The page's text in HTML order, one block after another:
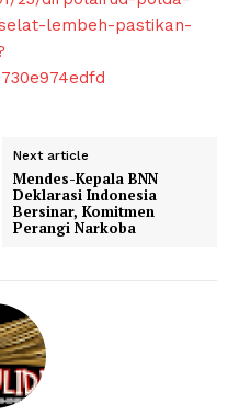
lembeh-pastikan-
Next article
Mendes-Kepala BNN
Deklarasi Indonesia
Bersinar, Komitmen
Perangi Narkoba